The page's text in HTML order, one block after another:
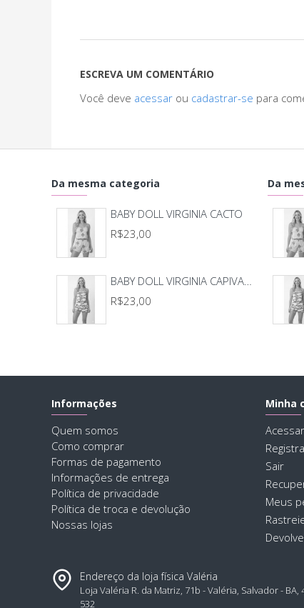
ESCREVA UM COMENTÁRIO
Você deve acessar ou cadastrar-se para
Da mesma categoria
BABY DOLL VIRGINIA CACTO
R$23,00
BABY DOLL VIRGINIA CAPIVARA
R$23,00
Da
Informações
Quem somos
Como comprar
Formas de pagamento
Informações de entrega
Política de privacidade
Política de troca e devolução
Nossas lojas
Minha
Sair
Meus
Endereço da loja física Valéria
Loja Valéria R. da Matriz, 71b - Valéria, Salvador - BA,
532